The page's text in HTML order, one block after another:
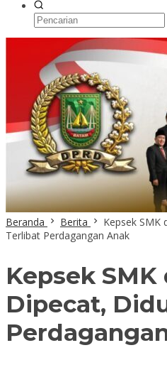
Beranda Berita
Kepsek SMK
Terlibat Perdagangan Anak
Kepsek
Dipecat,